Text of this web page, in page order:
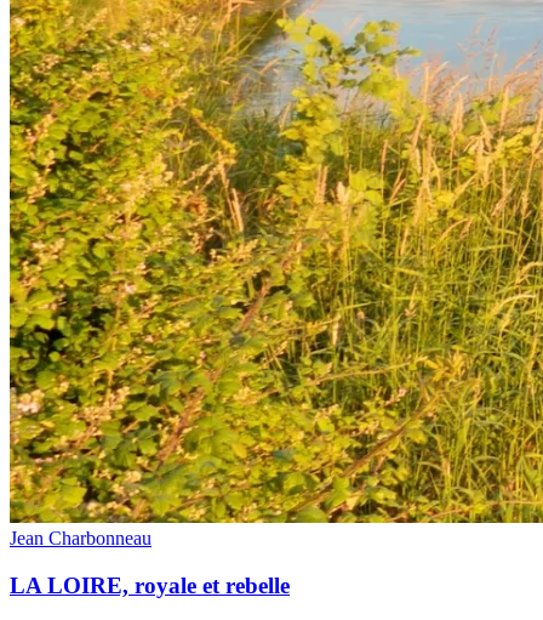
Jean Charbonneau
LA LOIRE, royale et rebelle